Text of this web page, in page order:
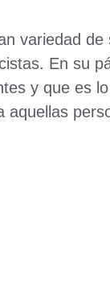
variedad
En su
y que es